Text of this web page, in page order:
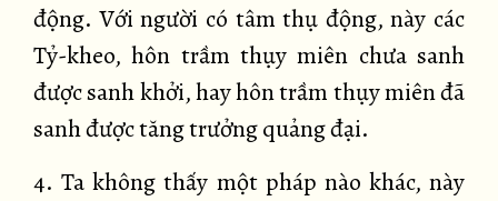
động. Với người có tâm thụ động, này các
Tỷ-kheo, hôn trầm thụy miên chưa sanh
được sanh khởi, hay hôn trầm thụy miên đã
sanh được tăng trưởng quảng đại.
4. Ta không thấy một pháp nào khác, này